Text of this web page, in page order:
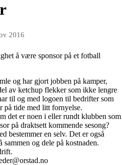
2016
å være sponsor på et fotball
og har gjort jobben på kamper,
av ketchup flekker som ikke lengre
til og med logoen til bedrifter som
på tide med litt fornyelse.
det er noen i eller rundt klubben som
på draktsett kommende sesong?
bestemmer en selv. Det er også
og dele på kostnaden.